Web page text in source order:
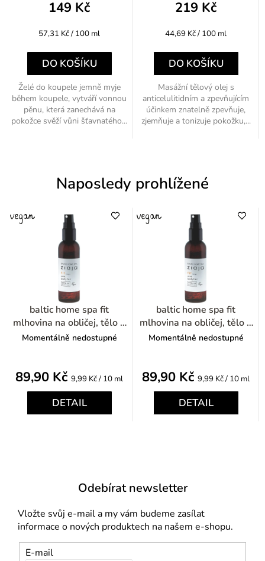
149 Kč
Měrná
57,31 Kč / 100 ml
DO KOŠÍKU
Želé do koupele jemně myje
během koupele, vytváří vonnou
pěnu, která zanechává na
pokožce svěží vůni šťavnatého...
219 Kč
Měrná
44,69 Kč / 100 ml
DO KOŠÍKU
Masážní tělový olej s
anticelulitidním a zpevňujícím
účinkem znatelně zpevňuje,
zjemňuje a tonizuje pokožku,...
Naposledy prohlížené
baltic home spa fit
mlhovina na obličej, tělo a
vlasy mango 90ml
Momentálně nedostupné
89,90 Kč Měrná
cena:
9,99 Kč / 10 ml
DETAIL
baltic home spa fit
mlhovina na obličej, tělo a
vlasy mango 90ml
Momentálně nedostupné
89,90 Kč Měrná
cena:
9,99 Kč / 10 ml
DETAIL
Odebírat newsletter
Vložte svůj e-mail a my vám budeme zasílat
informace o nových produktech na našem e-shopu.
E-mail